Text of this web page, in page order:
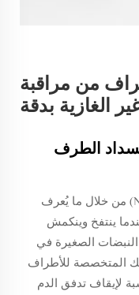
من مراقبة
الغازية بدقة
الطرف
يعمل مراقب ضغط الدم غير الغازي (NIBP) من خلال ما يُعرف
ينتفخ وينكمش
النبضات الصغيرة في
المتخصصة للأطراف
لإيقاف تدفق الدم